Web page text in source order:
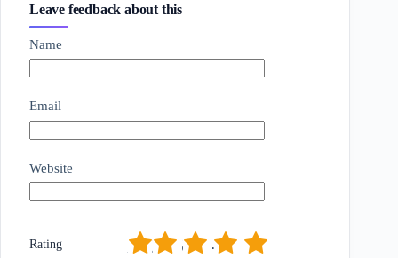
Leave feedback about this
Name
Email
Website
Rating 5
4
3
2